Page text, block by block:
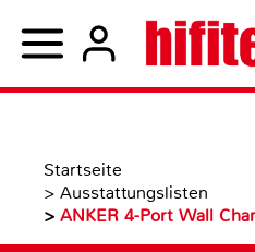
Startseite
> Ausstattungslisten
> ANKER 4-Port Wall